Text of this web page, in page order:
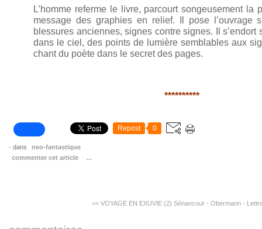
L’homme referme le livre, parcourt songeusement la
message des graphies en relief. Il pose l’ouvrage
blessures anciennes, signes contre signes. Il s’endort
dans le ciel, des points de lumière semblables aux
chant du poète dans le secret des pages.
**********
Repost 0
- dans
neo-fantastique
commenter cet article
…
<< VOYAGE EN EXUVIE (2) Sénancour - Obermann -